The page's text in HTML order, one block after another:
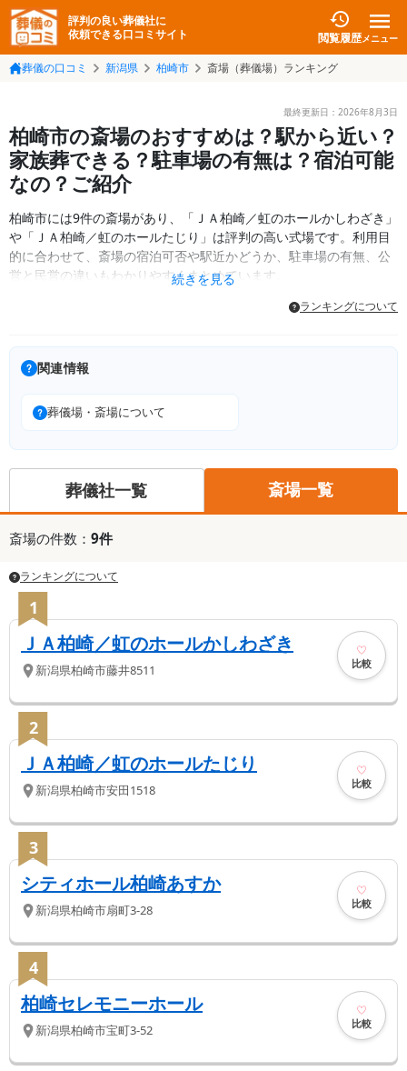
評判の良い葬儀社に
依頼できる口コミサイト
閲覧履歴メニュー
葬儀の口コミ 新潟県 柏崎市 斎場（葬儀場）ランキング
最終更新日： 2026年8月3日
柏崎市の斎場のおすすめは？駅から近い？
家族葬できる？駐車場の有無は？宿泊可能
なの？ご紹介
柏崎市には9件の斎場があり、「ＪＡ柏崎／虹のホールかしわざき」
や「ＪＡ柏崎／虹のホールたじり」は評判の高い式場です。利用目
的に合わせて、斎場の宿泊可否や駅近かどうか、駐車場の有無、公
営と民営の違いもわかりやすくまとめています。
続きを見る
ランキングについて
関連情報
葬儀場・斎場について
葬儀社一覧 斎場一覧
斎場の件数： 9件
ランキングについて
1
ＪＡ柏崎／虹のホールかしわざき
新潟県柏崎市藤井8511 比較
2
ＪＡ柏崎／虹のホールたじり
新潟県柏崎市安田1518 比較
3
シティホール柏崎あすか
新潟県柏崎市扇町3-28 比較
4
柏崎セレモニーホール
新潟県柏崎市宝町3-52 比較